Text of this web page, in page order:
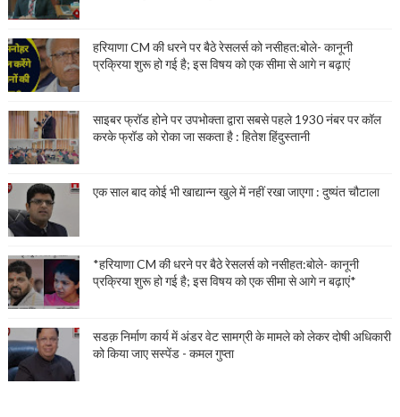
हरियाणा CM की धरने पर बैठे रेसलर्स को नसीहत:बोले- कानूनी
प्रक्रिया शुरू हो गई है; इस विषय को एक सीमा से आगे न बढ़ाएं
साइबर फ्रॉड होने पर उपभोक्ता द्वारा सबसे पहले 1930 नंबर पर कॉल
करके फ्रॉड को रोका जा सकता है : हितेश हिंदुस्तानी
एक साल बाद कोई भी खाद्यान्न खुले में नहीं रखा जाएगा : दुष्यंत चौटाला
*हरियाणा CM की धरने पर बैठे रेसलर्स को नसीहत:बोले- कानूनी
प्रक्रिया शुरू हो गई है; इस विषय को एक सीमा से आगे न बढ़ाएं*
सडक़ निर्माण कार्य में अंडर वेट सामग्री के मामले को लेकर दोषी अधिकारी
को किया जाए सस्पेंड - कमल गुप्ता